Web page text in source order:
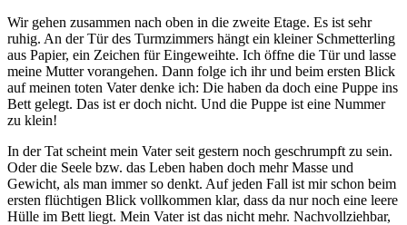
Wir gehen zusammen nach oben in die zweite Etage. Es ist sehr
ruhig. An der Tür des Turmzimmers hängt ein kleiner Schmetterling
aus Papier, ein Zeichen für Eingeweihte. Ich öffne die Tür und lasse
meine Mutter vorangehen. Dann folge ich ihr und beim ersten Blick
auf meinen toten Vater denke ich: Die haben da doch eine Puppe ins
Bett gelegt. Das ist er doch nicht. Und die Puppe ist eine Nummer
zu klein!
In der Tat scheint mein Vater seit gestern noch geschrumpft zu sein.
Oder die Seele bzw. das Leben haben doch mehr Masse und
Gewicht, als man immer so denkt. Auf jeden Fall ist mir schon beim
ersten flüchtigen Blick vollkommen klar, dass da nur noch eine leere
Hülle im Bett liegt. Mein Vater ist das nicht mehr. Nachvollziehbar,